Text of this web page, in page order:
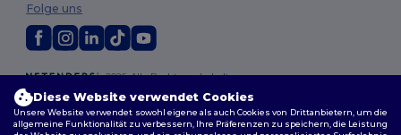
2026. Alle Rechte vorbehalten
Allgemeine Geschäftsbedingungen|Personalisierungsrichtlinien
Datenschutzbestimmungen | Cookie-Richtlinie | Site Map
Folge uns
Diese Website verwendet Cookies
Unsere Website verwendet sowohl eigene als auch Cookies von Drittanbietern, um die
allgemeine Funktionalität zu verbessern, Ihre Präferenzen zu speichern, die Leistung